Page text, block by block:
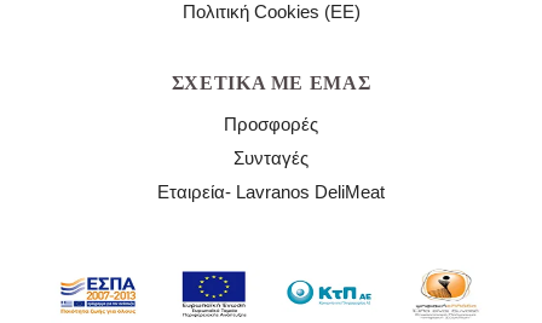
Πολιτική Cookies (ΕΕ)
ΣΧΕΤΙΚΆ ΜΕ ΕΜΆΣ
Προσφορές
Συνταγές
Εταιρεία- Lavranos DeliMeat